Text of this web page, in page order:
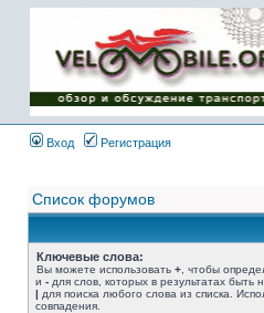
Имя пользователя:
Пароль:
{ LOG_ME_IN_SHORT
}
Вход
Регистрация
Список форумов
Ключевые слова:
Вы можете использовать + , чтобы
и - для слов, которых в результатах
| для поиска любого слова из списка.
совпадения.